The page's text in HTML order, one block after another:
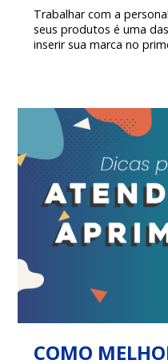
Trabalhar com a
seus produtos é uma
inserir sua marca no
COMO